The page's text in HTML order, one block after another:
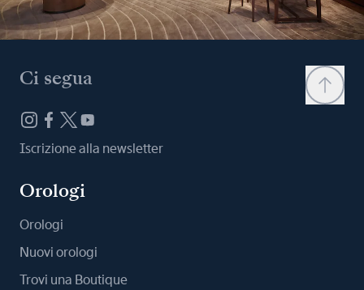
Ci segua
Iscrizione alla newsletter
Orologi
Orologi
Nuovi orologi
Trovi una Boutique